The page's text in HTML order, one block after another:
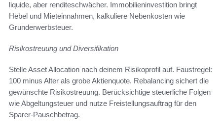
liquide, aber renditeschwächer. Immobilieninvestition bringt
Hebel und Mieteinnahmen, kalkuliere Nebenkosten wie
Grunderwerbsteuer.
Risikostreuung und Diversifikation
Stelle Asset Allocation nach deinem Risikoprofil auf. Faustregel:
100 minus Alter als grobe Aktienquote. Rebalancing sichert die
gewünschte Risikostreuung. Berücksichtige steuerliche Folgen
wie Abgeltungsteuer und nutze Freistellungsauftrag für den
Sparer-Pauschbetrag.